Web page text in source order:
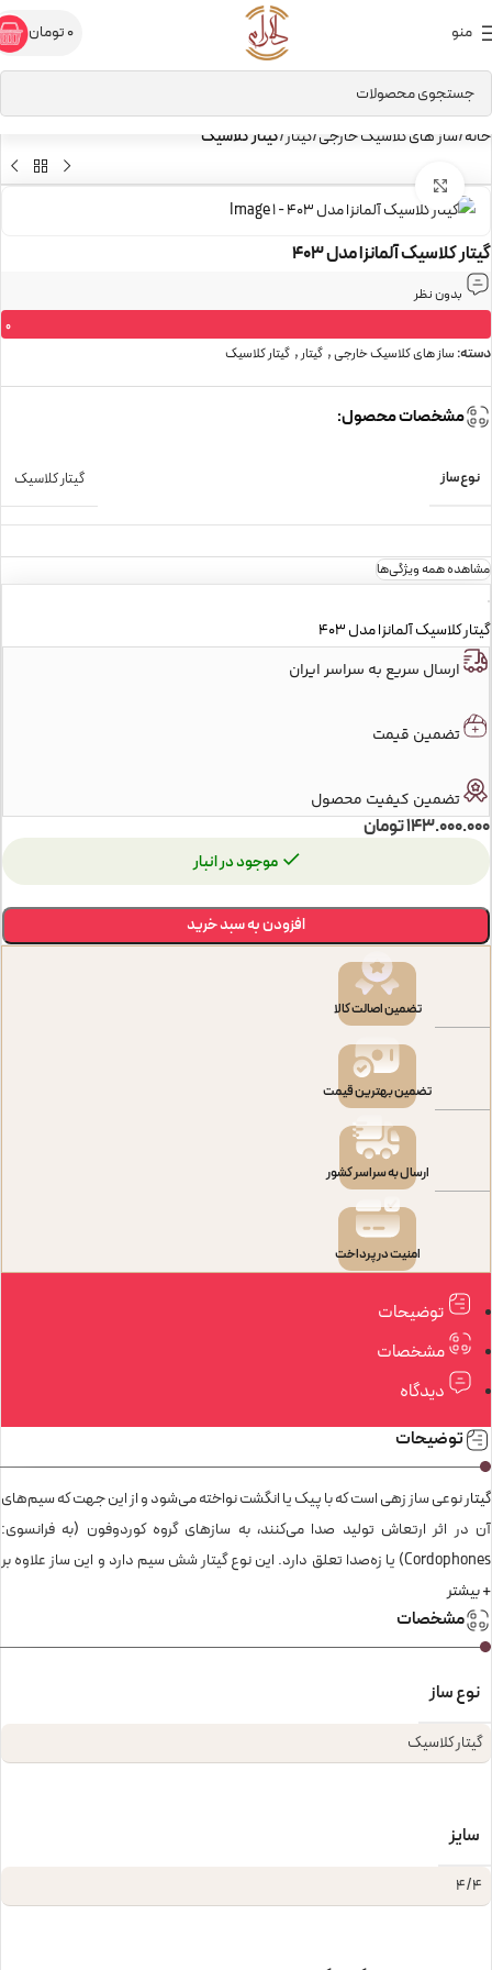
منو 0تومان
خانه ساز های کلاسیک خارجی گیتار گیتار کلاسیک
برای بزرگنمایی کلیک کنید
گیتار کلاسیک آلمانزا مدل 403
بدون نظر
0
دسته: ساز های کلاسیک خارجی, گیتار, گیتار کلاسیک
مشخصات محصول:
نوع ساز گیتار کلاسیک
سایز
جنس صفحه‌ی انگشت‌گذاری
تعداد سیم‌ها 6
پیکاپ
مشاهده همه ویژگی‌ها
گیتار کلاسیک آلمانزا مدل 403
ارسال سریع به سراسر ایران
تضمین قیمت
تضمین کیفیت محصول
143.000.000تومان
موجود در انبار
افزودن به سبد خرید
تضمین اصالت کالا
تضمین بهترین قیمت
ارسال به سراسر کشور
امنیت در پرداخت
توضیحات
مشخصات
دیدگاه
توضیحات
گیتارنوعی ساز زهی است که با پیک یا انگشت نواخته می‌شود و از این جهت که سیم‌های
آن در اثر ارتعاش تولید صدا می‌کنند، به سازهای گروه کوردوفون (به فرانسوی:
Cordophones) یا زه‌صدا تعلق دارد. این نوع گیتار شش سیم دارد و این ساز علاوه بر
داشتن قدمت تاریخی قابل توجه (چه از لحاظ ساختار آن و چه از لحاظ تکنیک‌های
نوازندگی) توانسته‌است هم‌گام با تحولات موسیقی غرب پیشرفت چشمگیری داشته
باشد؛ که در نتیجه گونه‌های متفاوتی از آن به وجود آمده و هم‌اکنون جایگاه ویژه‌ای در
موسیقی جهان دارد.گیتارها را به شیوه‌های مختلفی می‌توان دسته‌بندی کرد. در این
موسیقی مناسب‌ترین روش خواهد بود. از آن جایی که نحوه تولید صدای آکوستیک در
+ بیشتر
مشخصات
نوع ساز
گیتار کلاسیک
سایز
4/4